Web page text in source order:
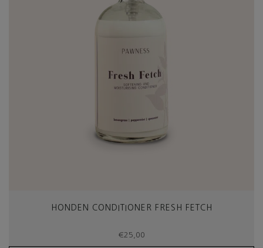
HONDEN CONDITIONER FRESH FETCH
€25,00